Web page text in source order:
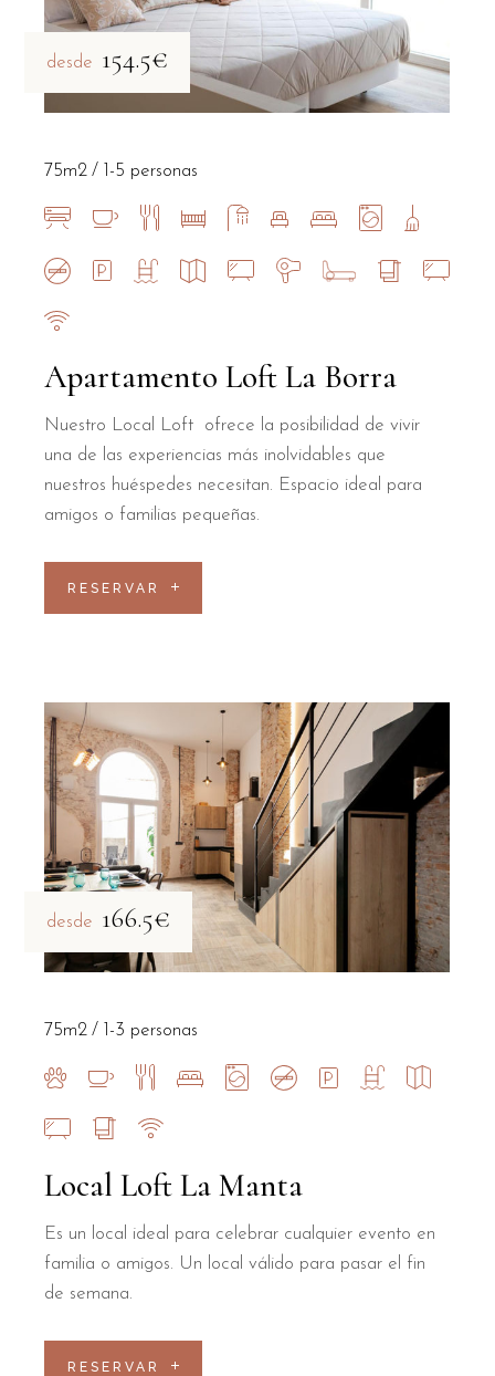
desde 154.5€
Apartamento Loft La Borra
Nuestro Local Loft ofrece la posibilidad de vivir
una de las experiencias más inolvidables que
nuestros huéspedes necesitan. Espacio ideal para
amigos o familias pequeñas.
RESERVAR
75m2 1-5 personas
desde 166.5€
Local Loft La Manta
Es un local ideal para celebrar cualquier evento en
familia o amigos. Un local válido para pasar el fin
de semana.
RESERVAR
75m2 1-3 personas